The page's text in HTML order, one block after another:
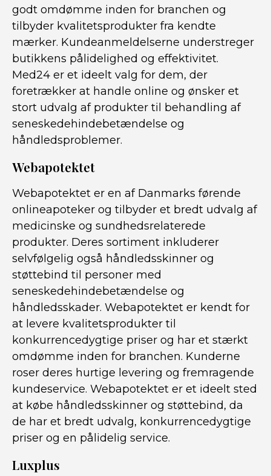
godt omdømme inden for branchen og
tilbyder kvalitetsprodukter fra kendte
mærker. Kundeanmeldelserne understreger
butikkens pålidelighed og effektivitet.
Med24 er et ideelt valg for dem, der
foretrækker at handle online og ønsker et
stort udvalg af produkter til behandling af
seneskedehindebetændelse og
håndledsproblemer.
Webapotektet
Webapotektet er en af Danmarks førende
onlineapoteker og tilbyder et bredt udvalg af
medicinske og sundhedsrelaterede
produkter. Deres sortiment inkluderer
selvfølgelig også håndledsskinner og
støttebind til personer med
seneskedehindebetændelse og
håndledsskader. Webapotektet er kendt for
at levere kvalitetsprodukter til
konkurrencedygtige priser og har et stærkt
omdømme inden for branchen. Kunderne
roser deres hurtige levering og fremragende
kundeservice. Webapotektet er et ideelt sted
at købe håndledsskinner og støttebind, da
de har et bredt udvalg, konkurrencedygtige
priser og en pålidelig service.
Luxplus